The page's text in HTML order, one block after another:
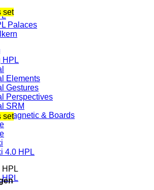
Palaces
HPL
Elements
Gestures
Perspectives
SRM
Magnetic & Boards
4.0 HPL
HPL
HPL
set
set